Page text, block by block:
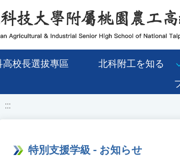
高校長選拔專區 北科附工を知る
:::
特別支援学級 - お知らせ